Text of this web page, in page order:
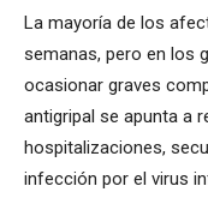
La mayoría de los
semanas, pero en los
ocasionar graves
antigripal se apunta a
hospitalizaciones,
infección por el virus